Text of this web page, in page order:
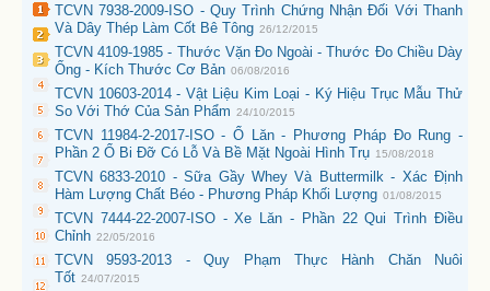
TCVN 7938-2009-ISO - Quy Trình Chứng Nhận Đối Với Thanh
Và Dây Thép Làm Cốt Bê Tông 26/12/2015
TCVN 4109-1985 - Thước Vặn Đo Ngoài - Thước Đo Chiều Dày
Ống - Kích Thước Cơ Bản 06/08/2016
TCVN 10603-2014 - Vật Liệu Kim Loại - Ký Hiệu Trục Mẫu Thử
So Với Thớ Của Sản Phẩm 24/10/2015
TCVN 11984-2-2017-ISO - Ổ Lăn - Phương Pháp Đo Rung -
Phần 2 Ổ Bi Đỡ Có Lỗ Và Bề Mặt Ngoài Hình Trụ 15/08/2018
TCVN 6833-2010 - Sữa Gầy Whey Và Buttermilk - Xác Định
Hàm Lượng Chất Béo - Phương Pháp Khối Lượng 01/08/2015
TCVN 7444-22-2007-ISO - Xe Lăn - Phần 22 Qui Trình Điều
Chỉnh 22/05/2016
TCVN 9593-2013 - Quy Phạm Thực Hành Chăn Nuôi
Tốt 24/07/2015